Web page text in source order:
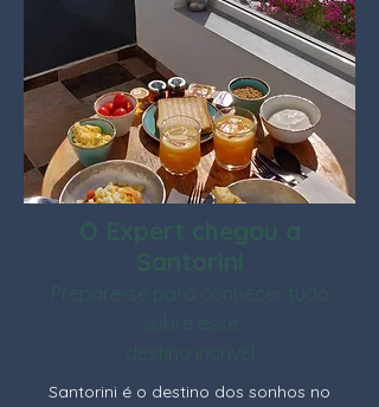
Santorini é o destino dos sonhos no